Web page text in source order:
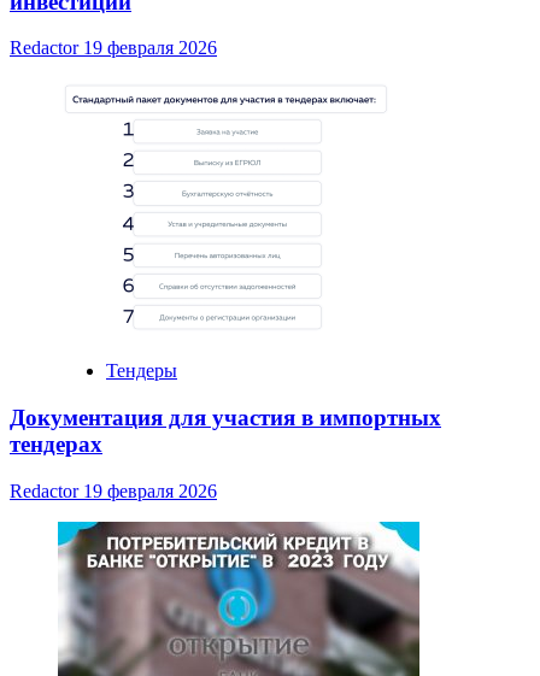
Redactor 19 февраля 2026
Тендеры
Документация для участия в импортных
тендерах
Redactor 19 февраля 2026